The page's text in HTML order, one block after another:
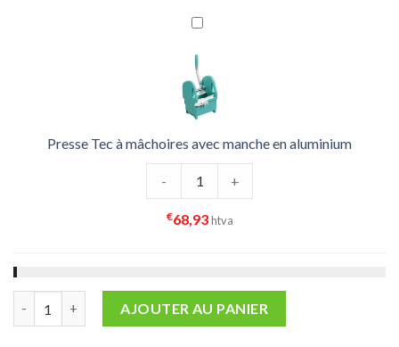
Presse Tec à mâchoires avec manche en aluminium
- +
€68,93 htva
AJOUTER AU PANIER